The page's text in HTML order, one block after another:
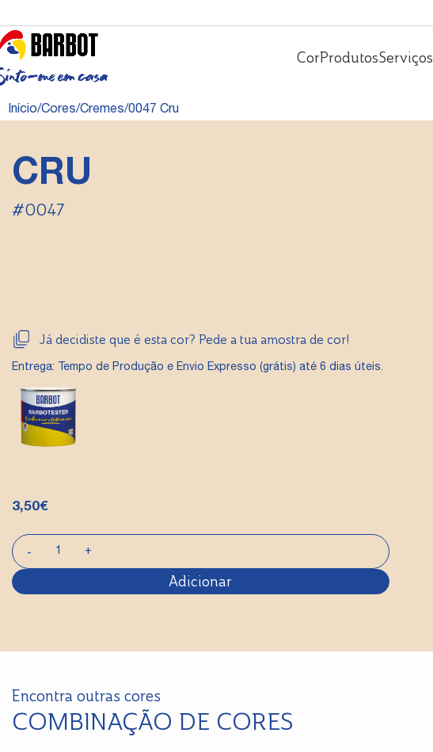
CorProdutosServiços
Início Cores Cremes 0047 Cru
CRU
#0047
Já decidiste que é esta cor? Pede a tua amostra de cor!
Entrega: Tempo de Produção e Envio Expresso (grátis) até 6 dias úteis.
3,50€
Adicionar
Encontra outras cores
COMBINAÇÃO DE CORES